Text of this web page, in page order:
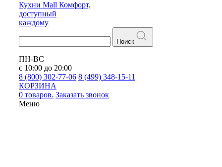
Кухни Mall Комфорт,
доступный
каждому
Поиск
ПН-ВС
с 10:00 до 20:00
8 (800) 302-77-06 8 (499) 348-15-11
КОРЗИНА
0 товаров. Заказать звонок
Меню